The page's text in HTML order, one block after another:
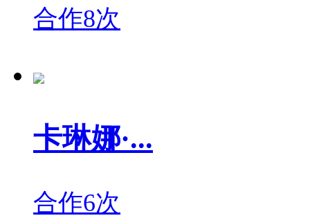
合作8次
卡琳娜·...
合作6次